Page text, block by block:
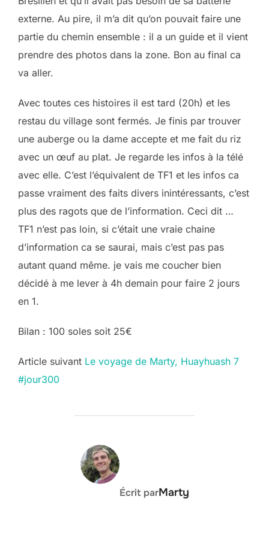
externe. Au pire, il m’a dit qu’on pouvait faire une
partie du chemin ensemble : il a un guide et il vient
prendre des photos dans la zone. Bon au final ca
va aller.
Avec toutes ces histoires il est tard (20h) et les
restau du village sont fermés. Je finis par trouver
une auberge ou la dame accepte et me fait du riz
avec un œuf au plat. Je regarde les infos à la télé
avec elle. C’est l’équivalent de TF1 et les infos ca
passe vraiment des faits divers inintéressants, c’est
plus des ragots que de l’information. Ceci dit …
TF1 n’est pas loin, si c’était une vraie chaine
d’information ca se saurai, mais c’est pas pas
autant quand même. je vais me coucher bien
décidé à me lever à 4h demain pour faire 2 jours
en 1.
Bilan : 100 soles soit 25€
Post
navigation
Article suivant Le voyage de Marty, Huayhuash 7
#jour300
AUTEUR DE LA PUBLICATION
Écrit parMarty